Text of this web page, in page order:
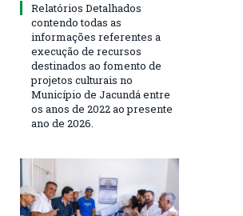
Relatórios Detalhados
contendo todas as
informações referentes a
execução de recursos
destinados ao fomento de
projetos culturais no
Município de Jacundá entre
os anos de 2022 ao presente
ano de 2026.